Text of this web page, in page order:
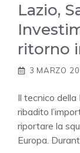
Lazio,
ritorno
3 MARZO
Il tecnico
ribadito
riportare la
Europa.